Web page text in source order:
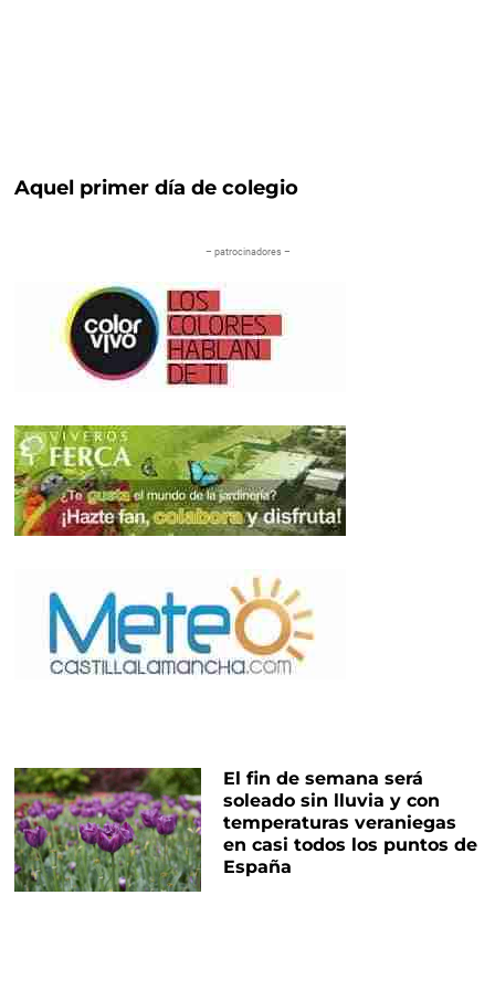
Aquel primer día de colegio
– patrocinadores –
El fin de semana será
soleado sin lluvia y con
temperaturas veraniegas
en casi todos los puntos de
España